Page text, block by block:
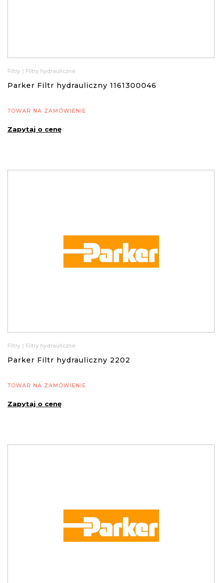
Filtry Filtry hydrauliczne
Parker Filtr hydrauliczny 1161300046
TOWAR NA ZAMÓWIENIE
Zapytaj o cenę
Filtry | Filtry hydrauliczne
Parker Filtr hydrauliczny 2202
TOWAR NA ZAMÓWIENIE
Zapytaj o cenę